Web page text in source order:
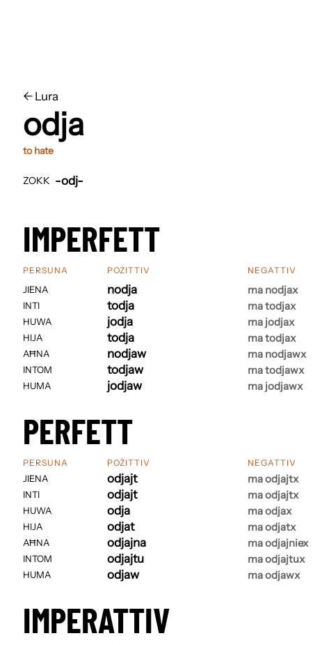
← ​​Lura
odja
to hate
ZOKK -odj-
IMPERFETT
PERSUNA
JIENA
INTI
HUWA
HIJA
AĦNA
INTOM
HUMA
POŻITTIV
nodja
todja
jodja
todja
nodjaw
todjaw
jodjaw
NEGATTIV
ma nodjax
ma todjax
ma jodjax
ma todjax
ma nodjawx
ma todjawx
ma jodjawx
PERFETT
PERSUNA
JIENA
INTI
HUWA
HIJA
AĦNA
INTOM
HUMA
POŻITTIV
odjajt
odjajt
odja
odjat
odjajna
odjajtu
odjaw
NEGATTIV
ma odjajtx
ma odjajtx
ma odjax
ma odjatx
ma odjajniex
ma odjajtux
ma odjawx
IMPERATTIV